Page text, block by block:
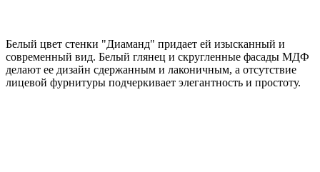
Белый цвет стенки "Диаманд" придает ей изысканный и
современный вид. Белый глянец и скругленные фасады МДФ
делают ее дизайн сдержанным и лаконичным, а отсутствие
лицевой фурнитуры подчеркивает элегантность и простоту.